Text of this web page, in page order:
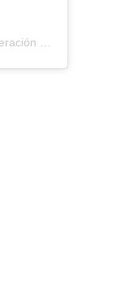
Una publicación compartida de Federación Montañismo Tenerife (@federacion_montanismo_tenerife)